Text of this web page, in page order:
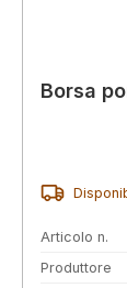
Borsa
Articolo n.
Produttore